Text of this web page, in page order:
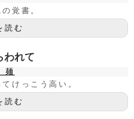
覚書。
読む
われて
麺
けっこう高い。
読む